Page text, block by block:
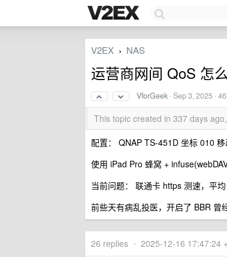
V2EX › NAS
运营商网间 QoS 怎
VforGeek ·Sep 3, 2025 ·
This topic created in 337 days
配置： QNAP TS-451D 坐标 010
使用 iPad Pro 蜂窝 +
当前问题： 联通卡 https 测速，平
前些天有病乱投医，开启了 BBR 曾
26 replies • 2025-12-16 17:47:24